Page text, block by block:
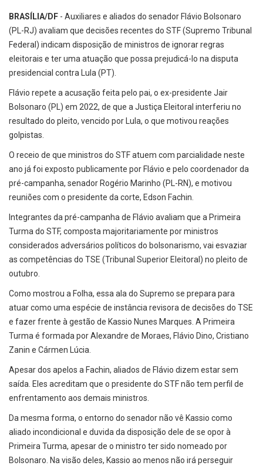
BRASÍLIA/DF - Auxiliares e aliados do senador Flávio Bolsonaro
(PL-RJ) avaliam que decisões recentes do STF (Supremo Tribunal
Federal) indicam disposição de ministros de ignorar regras
eleitorais e ter uma atuação que possa prejudicá-lo na disputa
presidencial contra Lula (PT).
Flávio repete a acusação feita pelo pai, o ex-presidente Jair
Bolsonaro (PL) em 2022, de que a Justiça Eleitoral interferiu no
resultado do pleito, vencido por Lula, o que motivou reações
golpistas.
O receio de que ministros do STF atuem com parcialidade neste
ano já foi exposto publicamente por Flávio e pelo coordenador da
pré-campanha, senador Rogério Marinho (PL-RN), e motivou
reuniões com o presidente da corte, Edson Fachin.
Integrantes da pré-campanha de Flávio avaliam que a Primeira
Turma do STF, composta majoritariamente por ministros
considerados adversários políticos do bolsonarismo, vai esvaziar
as competências do TSE (Tribunal Superior Eleitoral) no pleito de
outubro.
Como mostrou a Folha, essa ala do Supremo se prepara para
atuar como uma espécie de instância revisora de decisões do TSE
e fazer frente à gestão de Kassio Nunes Marques. A Primeira
Turma é formada por Alexandre de Moraes, Flávio Dino, Cristiano
Zanin e Cármen Lúcia.
Apesar dos apelos a Fachin, aliados de Flávio dizem estar sem
saída. Eles acreditam que o presidente do STF não tem perfil de
enfrentamento aos demais ministros.
Da mesma forma, o entorno do senador não vê Kassio como
aliado incondicional e duvida da disposição dele de se opor à
Primeira Turma, apesar de o ministro ter sido nomeado por
Bolsonaro. Na visão deles, Kassio ao menos não irá perseguir